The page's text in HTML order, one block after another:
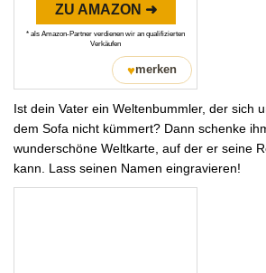
ZU AMAZON ➜
* als Amazon-Partner verdienen wir an qualifizierten
Verkäufen
♥merken
Ist dein Vater ein Weltenbummler, der sich
dem Sofa nicht kümmert? Dann schenke
wunderschöne Weltkarte, auf der er seine
kann. Lass seinen Namen eingravieren!